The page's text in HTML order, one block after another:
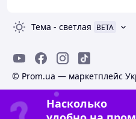
Тема - светлая BETA
© Prom.ua — маркетплейс
Насколько